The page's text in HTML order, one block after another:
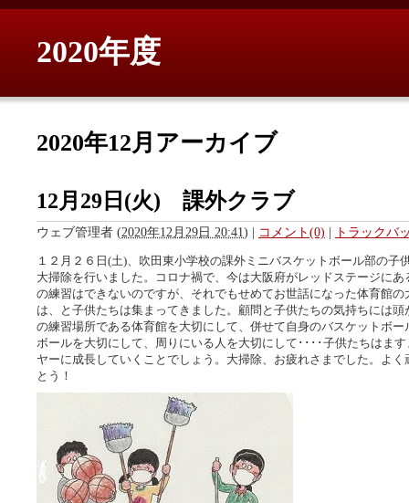
2020年度
2020年12月アーカイブ
12月29日(火) 課外クラブ
ウェブ管理者 (2020年12月29日 20:41) | コメント(0) | トラックバ
１２月２６日(土)、吹田東小学校の課外ミニバスケットボール部の子
大掃除を行いました。コロナ禍で、今は大阪府がレッドステージに
の練習はできないのですが、それでもせめてお世話になった体育館の
は、と子供たちは集まってきました。顧問と子供たちの気持ちには
の練習場所である体育館を大切にして、併せて自身のバスケットボー
ボールを大切にして、周りにいる人を大切にして････子供たちはま
ヤーに成長していくことでしょう。大掃除、お疲れさまでした。よ
とう！